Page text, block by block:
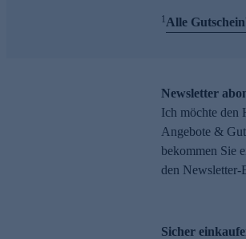
1Alle
Newsletter
Ich möchte den
Angebote &
bekommen Sie
den
Sicher